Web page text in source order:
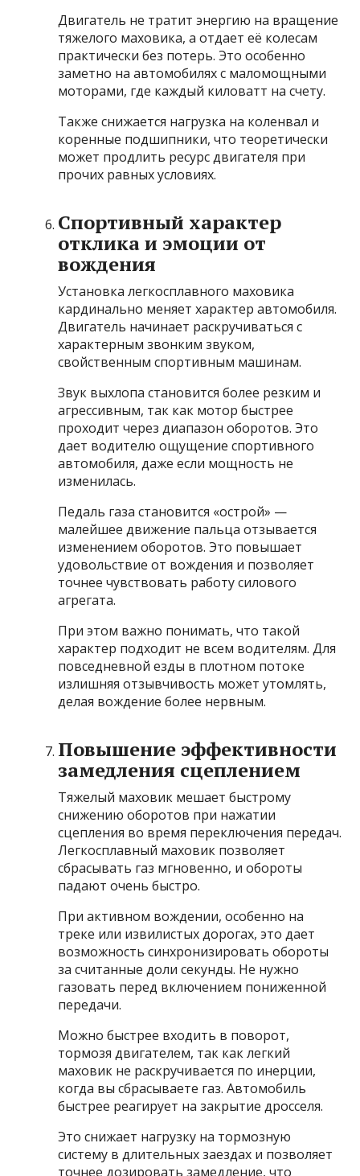
Двигатель не тратит энергию на вращение
тяжелого маховика, а отдает её колесам
практически без потерь. Это особенно
заметно на автомобилях с маломощными
моторами, где каждый киловатт на счету.
Также снижается нагрузка на коленвал и
коренные подшипники, что теоретически
может продлить ресурс двигателя при
прочих равных условиях.
Спортивный характер
отклика и эмоции от
вождения
Установка легкосплавного маховика
кардинально меняет характер автомобиля.
Двигатель начинает раскручиваться с
характерным звонким звуком,
свойственным спортивным машинам.
Звук выхлопа становится более резким и
агрессивным, так как мотор быстрее
проходит через диапазон оборотов. Это
дает водителю ощущение спортивного
автомобиля, даже если мощность не
изменилась.
Педаль газа становится «острой» —
малейшее движение пальца отзывается
изменением оборотов. Это повышает
удовольствие от вождения и позволяет
точнее чувствовать работу силового
агрегата.
При этом важно понимать, что такой
характер подходит не всем водителям. Для
повседневной езды в плотном потоке
излишняя отзывчивость может утомлять,
делая вождение более нервным.
Повышение эффективности
замедления сцеплением
Тяжелый маховик мешает быстрому
снижению оборотов при нажатии
сцепления во время переключения передач.
Легкосплавный маховик позволяет
сбрасывать газ мгновенно, и обороты
падают очень быстро.
При активном вождении, особенно на
треке или извилистых дорогах, это дает
возможность синхронизировать обороты
за считанные доли секунды. Не нужно
газовать перед включением пониженной
передачи.
Можно быстрее входить в поворот,
тормозя двигателем, так как легкий
маховик не раскручивается по инерции,
когда вы сбрасываете газ. Автомобиль
быстрее реагирует на закрытие дросселя.
Это снижает нагрузку на тормозную
систему в длительных заездах и позволяет
точнее дозировать замедление, что